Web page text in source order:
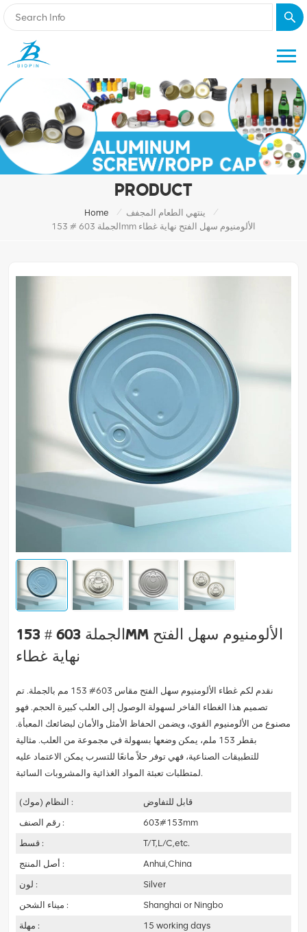
PRODUCT
Home / ينتهي الطعام المجفف
/
الجملة 603 # 153mm الألومنيوم سهل الفتح نهاية غطاء
الجملة 603 # 153mm الألومنيوم سهل الفتح
نهاية غطاء
نقدم لكم غطاء الألومنيوم سهل الفتح مقاس 603# 153 مم بالجملة. تم
تصميم هذا الغطاء الفاخر لسهولة الوصول إلى العلب كبيرة الحجم. فهو
مصنوع من الألومنيوم القوي، ويضمن الحفاظ الأمثل والأمان لبضائعك المعبأة.
بقطر 153 ملم، يمكن وضعها بسهولة في مجموعة من العلب. مثالية
للتطبيقات الصناعية، فهي توفر حلاً مانعًا للتسرب يمكن الاعتماد عليه
لمتطلبات تعبئة المواد الغذائية والمشروبات السائبة.
النظام (موك) :
قابل للتفاوض
رقم الصنف :
603#153mm
قسط :
T/T,L/C,etc.
أصل المنتج :
Anhui,China
لون :
Silver
ميناء الشحن :
Shanghai or Ningbo
مهلة :
15 working days